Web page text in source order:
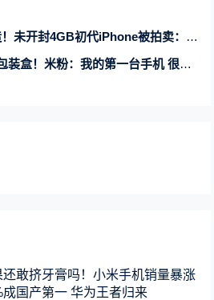
4GB初代iPhone被拍卖：112万元刷新最贵纪录
盒！米粉：我的第一台手机 很难抢
还敢挤牙膏吗！小米手机销量暴涨
成国产第一 华为王者归来